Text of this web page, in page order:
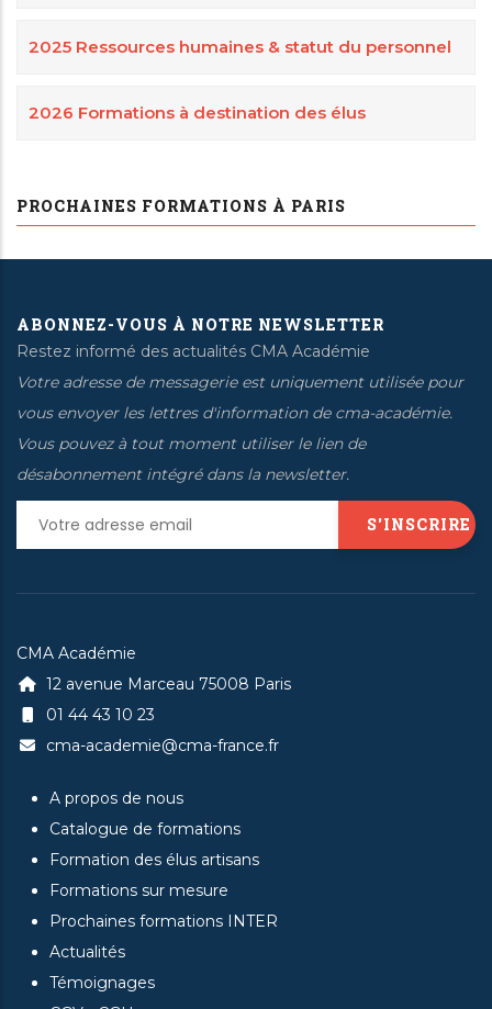
2025 Ressources humaines & statut du personnel
2026 Formations à destination des élus
PROCHAINES FORMATIONS À PARIS
ABONNEZ-VOUS À NOTRE NEWSLETTER
Restez informé des actualités CMA Académie
Votre adresse de messagerie est uniquement utilisée pour
vous envoyer les lettres d'information de cma-académie.
Vous pouvez à tout moment utiliser le lien de
désabonnement intégré dans la newsletter.
CMA Académie
12 avenue Marceau 75008 Paris
01 44 43 10 23
cma-academie@cma-france.fr
A propos de nous
Catalogue de formations
Formation des élus artisans
Formations sur mesure
Prochaines formations INTER
Actualités
Témoignages